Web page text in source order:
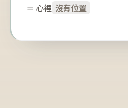
＝ 心裡 沒有位置